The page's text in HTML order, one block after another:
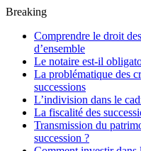
Breaking
Comprendre le droit
d’ensemble
Le notaire est-il
La problématique des
successions
L’indivision dans le
La fiscalité des
Transmission du
succession ?